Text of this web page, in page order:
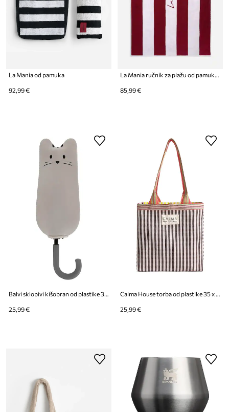
La Mania od pamuka
92,99 €
La Mania ručnik za plažu od pamuka 170 x 100 cm
85,99 €
Balvi sklopivi kišobran od plastike 31 x 11,5 x 6 cm
25,99 €
Calma House torba od plastike 35 x 35 x 12 cm
25,99 €